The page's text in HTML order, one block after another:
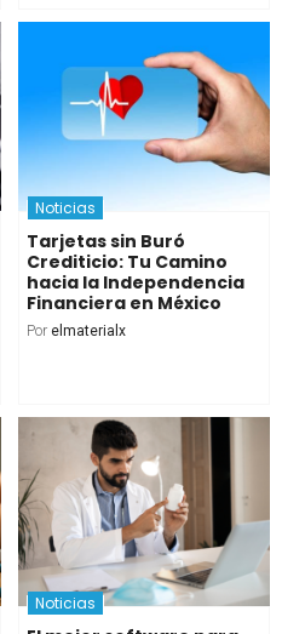
Noticias
Tarjetas sin Buró
Crediticio: Tu Camino
hacia la Independencia
Financiera en México
Por elmaterialx
Noticias